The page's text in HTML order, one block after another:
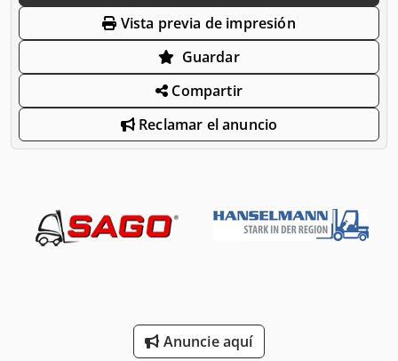
Vista previa de impresión
Guardar
Compartir
Reclamar el anuncio
Anuncie aquí